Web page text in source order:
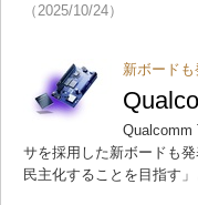
（2025/10/24）
新ボードも
Qualcomm
サを採用した新ボードも
民主化することを目指す」